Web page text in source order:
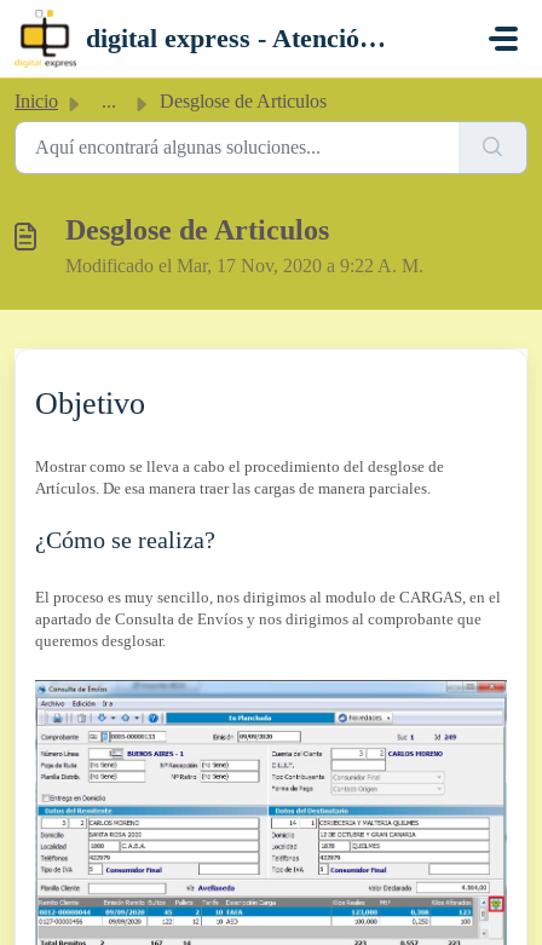
Saltar al contenido principal
digital express - Atención al Cliente
Inicio ... Desglose de Articulos
Desglose de Articulos
Modificado el Mar, 17 Nov, 2020 a 9:22 A. M.
Objetivo
Mostrar como se lleva a cabo el procedimiento del desglose de
Artículos. De esa manera traer las cargas de manera parciales.
¿Cómo se realiza?
El proceso es muy sencillo, nos dirigimos al modulo de CARGAS, en el
apartado de Consulta de Envíos y nos dirigimos al comprobante que
queremos desglosar.